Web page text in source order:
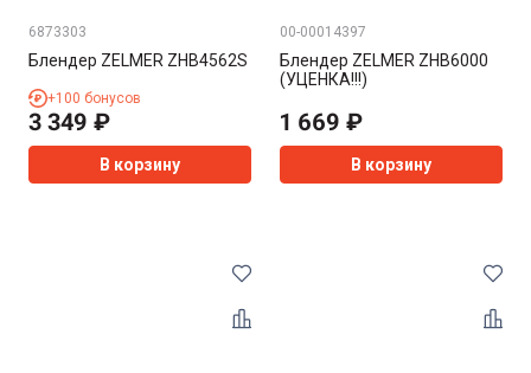
6873303
Блендер ZELMER ZHB4562S
+100 бонусов
3 349 ₽
В корзину
00-00014397
Блендер ZELMER ZHB6000
(УЦЕНКА!!!)
1 669 ₽
В корзину